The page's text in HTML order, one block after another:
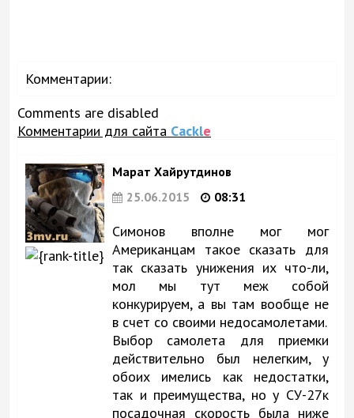
Комментарии:
Comments are disabled
Комментарии для сайта Cackle
Марат Хайрутдинов
25.06.2015
08:31
Симонов вполне мог мог
Американцам такое сказать для
так сказать унижения их что-ли,
мол мы тут меж собой
конкурируем, а вы там вообще не
в счет со своими недосамолетами.
Выбор самолета для приемки
действительно был нелегким, у
обоих имелись как недостатки,
так и преимущества, но у СУ-27к
посадочная скорость была ниже